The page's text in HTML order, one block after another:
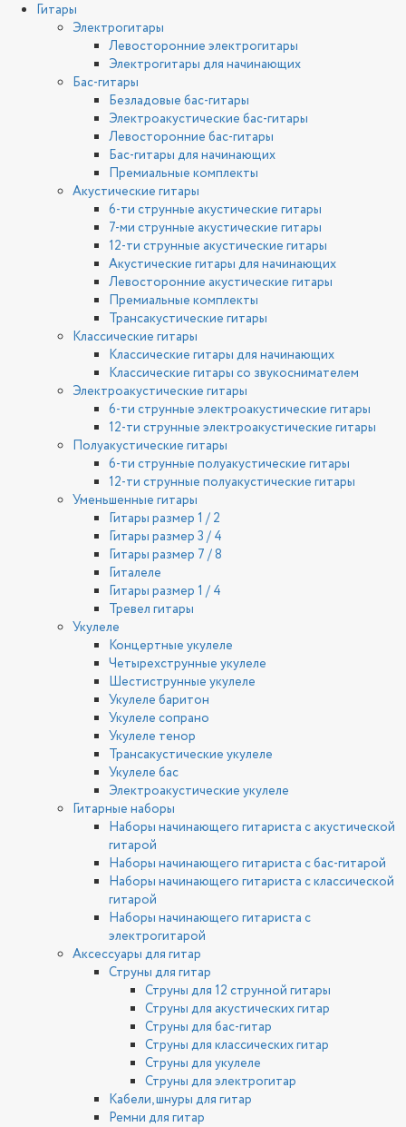
Гитары
Электрогитары
Левосторонние электрогитары
Электрогитары для начинающих
Бас-гитары
Безладовые бас-гитары
Электроакустические бас-гитары
Левосторонние бас-гитары
Бас-гитары для начинающих
Премиальные комплекты
Акустические гитары
6-ти струнные акустические гитары
7-ми струнные акустические гитары
12-ти струнные акустические гитары
Акустические гитары для начинающих
Левосторонние акустические гитары
Премиальные комплекты
Трансакустические гитары
Классические гитары
Классические гитары для начинающих
Классические гитары со звукоснимателем
Электроакустические гитары
6-ти струнные электроакустические гитары
12-ти струнные электроакустические гитары
Полуакустические гитары
6-ти струнные полуакустические гитары
12-ти струнные полуакустические гитары
Уменьшенные гитары
Гитары размер 1 / 2
Гитары размер 3 / 4
Гитары размер 7 / 8
Гиталеле
Гитары размер 1 / 4
Тревел гитары
Укулеле
Концертные укулеле
Четырехструнные укулеле
Шестиструнные укулеле
Укулеле баритон
Укулеле сопрано
Укулеле тенор
Трансакустические укулеле
Укулеле бас
Электроакустические укулеле
Гитарные наборы
Наборы начинающего гитариста с акустической
гитарой
Наборы начинающего гитариста с бас-гитарой
Наборы начинающего гитариста с классической
гитарой
Наборы начинающего гитариста с
электрогитарой
Аксессуары для гитар
Струны для гитар
Струны для 12 струнной гитары
Струны для акустических гитар
Струны для бас-гитар
Струны для классических гитар
Струны для укулеле
Струны для электрогитар
Кабели, шнуры для гитар
Ремни для гитар